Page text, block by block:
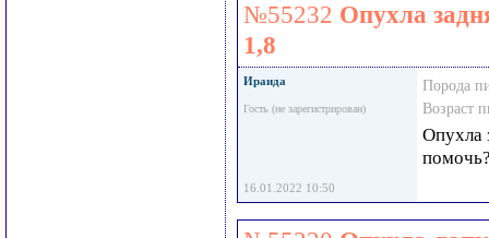
№55232 Опухла
1,8
Ираида
Гость (не зарегистрирован)
Порода
Возраст
Опухла
16.01.2022 10:50